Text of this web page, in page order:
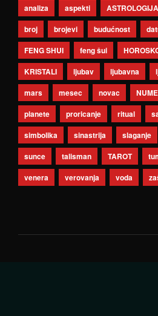
analiza aspekti ASTROLOGIJA
broj
brojevi budućnost
FENG SHUI
feng šui
KRISTALI
ljubav ljubavna
mars
mesec novac
planete
proricanje ritual
simbolika
sinastrija slaganje
sunce
talisman TAROT
venera
verovanja voda